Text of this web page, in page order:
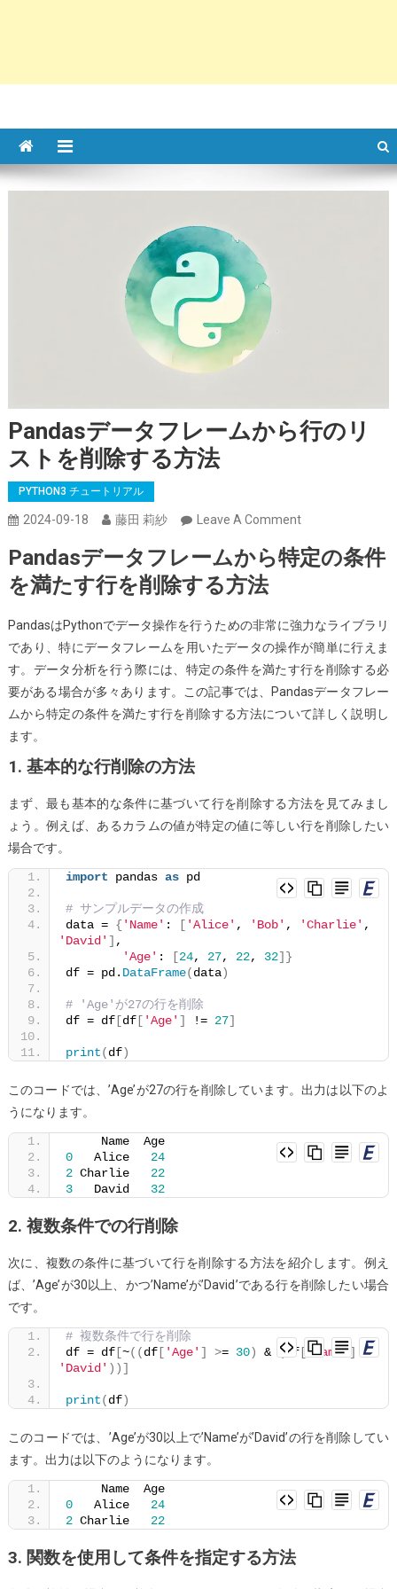
Pandasデータフレームから行のリ
ストを削除する方法
PYTHON3 チュートリアル
2024-09-18 藤田 莉紗 Leave A CommentOn
デ
フ
レ
ー
ム
か
リ
ス
を
削
除
Pandasデータフレームから特定の条件
を満たす行を削除する方法
PandasはPythonでデータ操作を行うための非常に強力なライブラリ
であり、特にデータフレームを用いたデータの操作が簡単に行えま
す。データ分析を行う際には、特定の条件を満たす行を削除する必
要がある場合が多々あります。この記事では、Pandasデータフレー
ムから特定の条件を満たす行を削除する方法について詳しく説明し
ます。
1. 基本的な行削除の方法
まず、最も基本的な条件に基づいて行を削除する方法を見てみまし
ょう。例えば、あるカラムの値が特定の値に等しい行を削除したい
場合です。
import pandas as pd
# サンプルデータの作成
data = {'Name' : [ 'Alice' , 'Bob' , 'Charlie'
'David' ] ,
'Age' : [24, 27, 22, 32]}
df = pd. DataFrame(data)
# 'Age'が27の行を削除
df = df[df[ 'Age' ] != 27]
print(df)
このコードでは、’Age’が27の行を削除しています。出力は以下のよ
うになります。
     Name  Age
0
   Alice
24
2 Charlie 22
3
   David
32
2. 複数条件での行削除
次に、複数の条件に基づいて行を削除する方法を紹介します。例え
ば、’Age’が30以上、かつ’Name’が’David’である行を削除したい場合
です。
# 複数条件で行を削除
df = df[~((df[ 'Age' ] >= 30) & (df[ 'Name']
'David' ))]
print(df)
このコードでは、’Age’が30以上で’Name’が’David’の行を削除してい
ます。出力は以下のようになります。
     Name  Age
0
   Alice
24
2 Charlie 22
3. 関数を使用して条件を指定する方法